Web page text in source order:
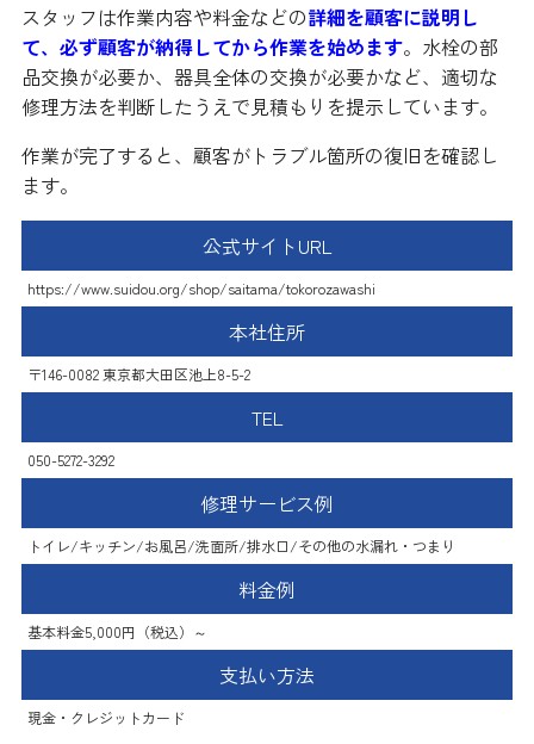
スタッフは作業内容や料金などの詳細を顧客に説明し
て、必ず顧客が納得してから作業を始めます。水栓の部
品交換が必要か、器具全体の交換が必要かなど、適切な
修理方法を判断したうえで見積もりを提示しています。
作業が完了すると、顧客がトラブル箇所の復旧を確認し
ます。
公式サイトURL
https://www.suidou.org/shop/saitama/tokorozawashi
本社住所
〒146-0082 東京都大田区池上8-5-2
TEL
050-5272-3292
修理サービス例
トイレ/キッチン/お風呂/洗面所/排水口/その他の水漏れ・つまり
料金例
基本料金5,000円（税込）～
支払い方法
現金・クレジットカード